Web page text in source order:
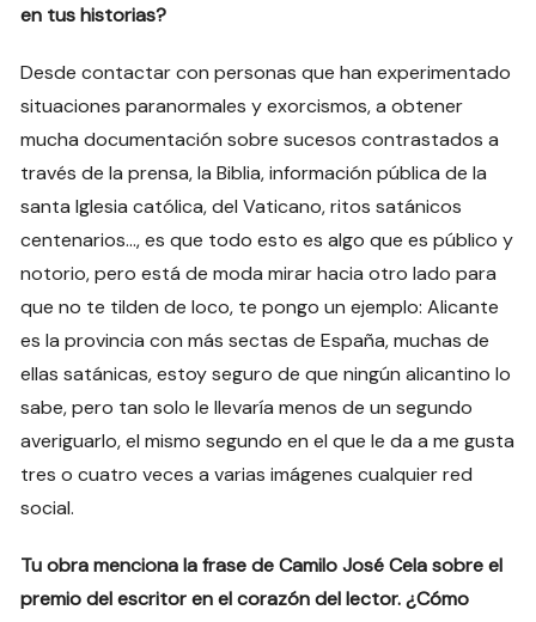
en tus historias?
Desde contactar con personas que han experimentado
situaciones paranormales y exorcismos, a obtener
mucha documentación sobre sucesos contrastados a
través de la prensa, la Biblia, información pública de la
santa Iglesia católica, del Vaticano, ritos satánicos
centenarios…, es que todo esto es algo que es público y
notorio, pero está de moda mirar hacia otro lado para
que no te tilden de loco, te pongo un ejemplo: Alicante
es la provincia con más sectas de España, muchas de
ellas satánicas, estoy seguro de que ningún alicantino lo
sabe, pero tan solo le llevaría menos de un segundo
averiguarlo, el mismo segundo en el que le da a me gusta
tres o cuatro veces a varias imágenes cualquier red
social.
Tu obra menciona la frase de Camilo José Cela sobre el
premio del escritor en el corazón del lector. ¿Cómo